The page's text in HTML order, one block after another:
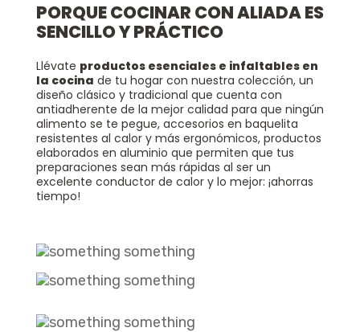
$ 213.900 $ 175.398
18% De Descuento
Agregar
PORQUE COCINAR CON ALIADA ES
SENCILLO Y PRÁCTICO
Llévate productos esenciales e infaltables en
la cocina de tu hogar con nuestra colección, un
diseño clásico y tradicional que cuenta con
antiadherente de la mejor calidad para que ningún
alimento se te pegue, accesorios en baquelita
resistentes al calor y más ergonómicos, productos
elaborados en aluminio que permiten que tus
preparaciones sean más rápidas al ser un
excelente conductor de calor y lo mejor: ¡ahorras
tiempo!